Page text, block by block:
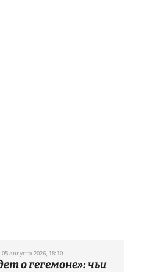
05 августа 2026, 18:10
о гегемоне»: чьи